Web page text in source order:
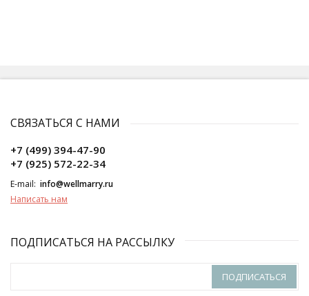
СВЯЗАТЬСЯ С НАМИ
+7 (499) 394-47-90
+7 (925) 572-22-34
E-mail: info@wellmarry.ru
Написать нам
ПОДПИСАТЬСЯ НА РАССЫЛКУ
ПОДПИСАТЬСЯ